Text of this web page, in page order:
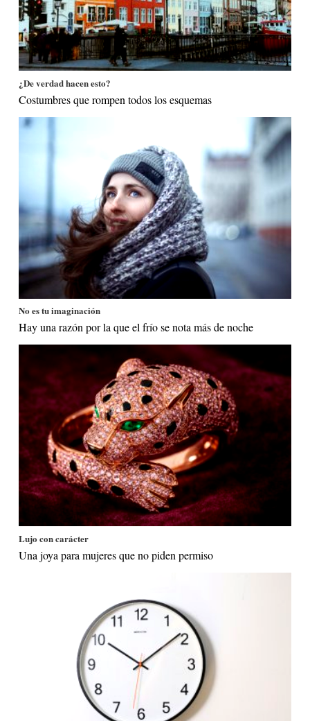
¿De verdad hacen esto?
Costumbres que rompen todos los esquemas
No es tu imaginación
Hay una razón por la que el frío se nota más de noche
Lujo con carácter
Una joya para mujeres que no piden permiso